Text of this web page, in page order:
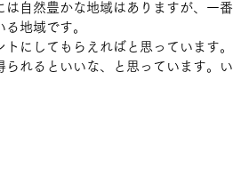
自然豊かな地域はありますが、一番
地域です。
にしてもらえればと思っています。
れるといいな、と思っています。い